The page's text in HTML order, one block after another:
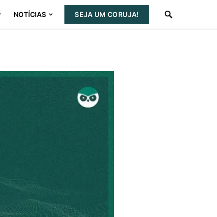
NOTÍCIAS SEJA UM CORUJA!